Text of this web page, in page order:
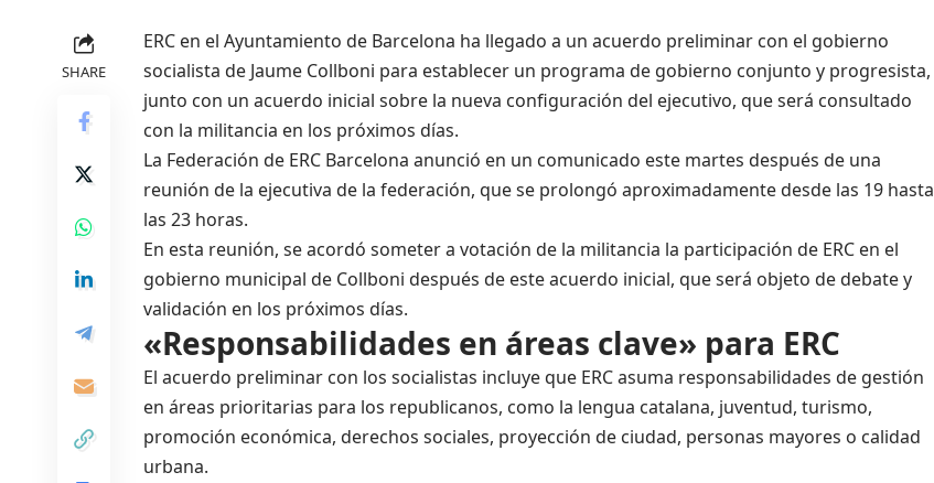
SHARE
ERC en el Ayuntamiento de Barcelona ha llegado a un acuerdo preliminar con el gobierno
socialista de Jaume Collboni para establecer un programa de gobierno conjunto y progresista,
junto con un acuerdo inicial sobre la nueva configuración del ejecutivo, que será consultado
con la militancia en los próximos días.
La Federación de ERC Barcelona anunció en un comunicado este martes después de una
reunión de la ejecutiva de la federación, que se prolongó aproximadamente desde las 19 hasta
las 23 horas.
En esta reunión, se acordó someter a votación de la militancia la participación de ERC en el
gobierno municipal de Collboni después de este acuerdo inicial, que será objeto de debate y
validación en los próximos días.
«Responsabilidades en áreas clave» para ERC
El acuerdo preliminar con los socialistas incluye que ERC asuma responsabilidades de gestión
en áreas prioritarias para los republicanos, como la lengua catalana, juventud, turismo,
promoción económica, derechos sociales, proyección de ciudad, personas mayores o calidad
urbana.